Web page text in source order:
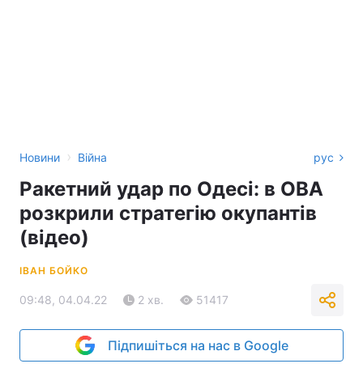
Новини › Війна рус
Ракетний удар по Одесі: в ОВА
розкрили стратегію окупантів
(відео)
ІВАН БОЙКО
09:48, 04.04.22 2 хв. 51417
Підпишіться на нас в Google